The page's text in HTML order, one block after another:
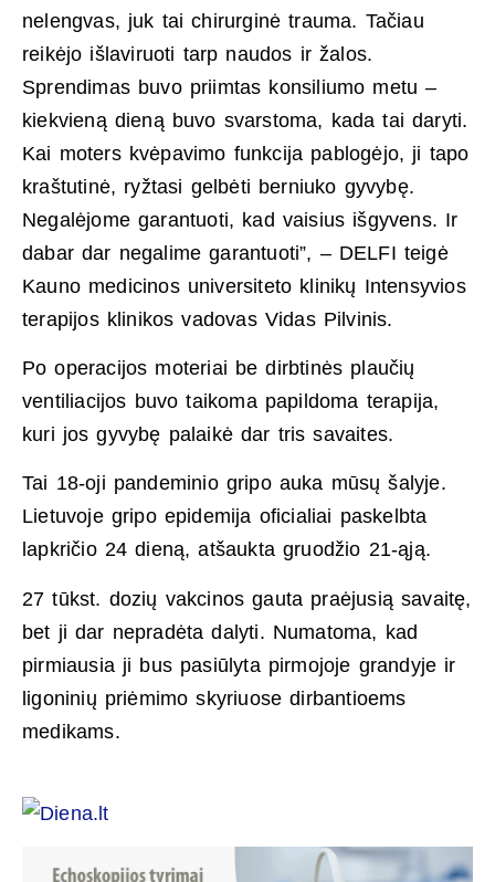
nelengvas, juk tai chirurginė trauma. Tačiau
reikėjo išlaviruoti tarp naudos ir žalos.
Sprendimas buvo priimtas konsiliumo metu –
kiekvieną dieną buvo svarstoma, kada tai daryti.
Kai moters kvėpavimo funkcija pablogėjo, ji tapo
kraštutinė, ryžtasi gelbėti berniuko gyvybę.
Negalėjome garantuoti, kad vaisius išgyvens. Ir
dabar dar negalime garantuoti”, – DELFI teigė
Kauno medicinos universiteto klinikų Intensyvios
terapijos klinikos vadovas Vidas Pilvinis.
Po operacijos moteriai be dirbtinės plaučių
ventiliacijos buvo taikoma papildoma terapija,
kuri jos gyvybę palaikė dar tris savaites.
Tai 18-oji pandeminio gripo auka mūsų šalyje.
Lietuvoje gripo epidemija oficialiai paskelbta
lapkričio 24 dieną, atšaukta gruodžio 21-ąją.
27 tūkst. dozių vakcinos gauta praėjusią savaitę,
bet ji dar nepradėta dalyti. Numatoma, kad
pirmiausia ji bus pasiūlyta pirmojoje grandyje ir
ligoninių priėmimo skyriuose dirbantioems
medikams.